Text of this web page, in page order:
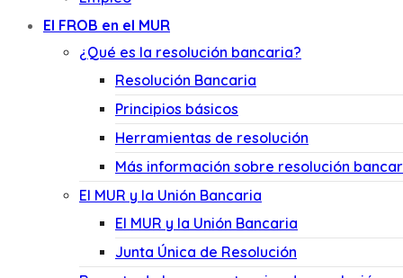
El FROB en el MUR
¿Qué es la resolución bancaria?
Resolución Bancaria
Principios básicos
Herramientas de resolución
Más información sobre resolución
El MUR y la Unión Bancaria
El MUR y la Unión Bancaria
Junta Única de Resolución